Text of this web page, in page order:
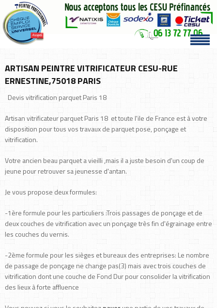
ARTISAN PEINTRE VITRIFICATEUR CESU-RUE
ERNESTINE,75018 PARIS
Devis vitrification parquet Paris 18
Artisan vitrificateur parquet Paris 18 et toute l'ile de France est à votre
disposition pour tous vos travaux de parquet pose, ponçage et
vitrification.
Votre ancien beau parquet a vieilli ,mais il a juste besoin d'un coup de
jeune pour retrouver sa jeunesse d'antan.
Je vous propose deux formules:
-1ère formule pour les particuliers :Trois passages de ponçage et de
deux couches de vitrification avec un ponçage très fin d'égrainage entre
les couches du vernis.
-2ème formule pour les sièges et bureaux des entreprises: Le nombre
de passage de ponçage ne change pas(3) mais avec trois couches de
vitrification dont une couche de Fond Dur pour consolider la vitrification
des lieux à forte affluence